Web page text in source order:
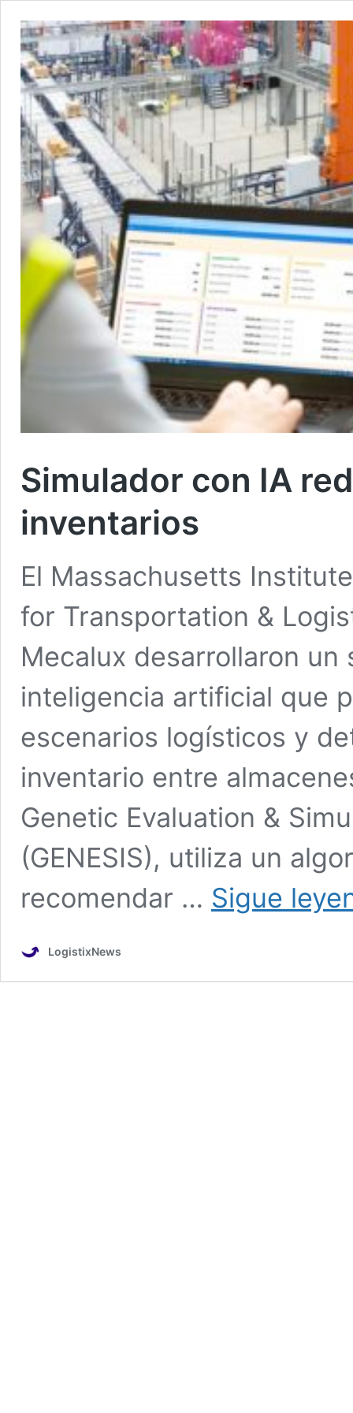
Simulador con IA
inventarios
El Massachusetts
for Transportation &
Mecalux desarrollaron un
inteligencia artificial que
escenarios logísticos y
inventario entre
Genetic Evaluation &
(GENESIS), utiliza un
recomendar … Sigue
LogistixNews